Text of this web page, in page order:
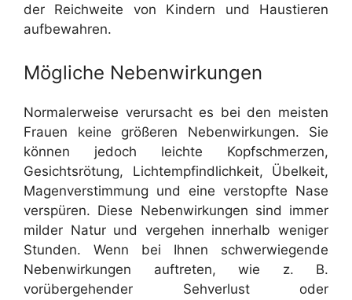
der Reichweite von Kindern und Haustieren
aufbewahren.
Mögliche Nebenwirkungen
Normalerweise verursacht es bei den meisten
Frauen keine größeren Nebenwirkungen. Sie
können jedoch leichte Kopfschmerzen,
Gesichtsrötung, Lichtempfindlichkeit, Übelkeit,
Magenverstimmung und eine verstopfte Nase
verspüren. Diese Nebenwirkungen sind immer
milder Natur und vergehen innerhalb weniger
Stunden. Wenn bei Ihnen schwerwiegende
Nebenwirkungen auftreten, wie z. B.
vorübergehender Sehverlust oder